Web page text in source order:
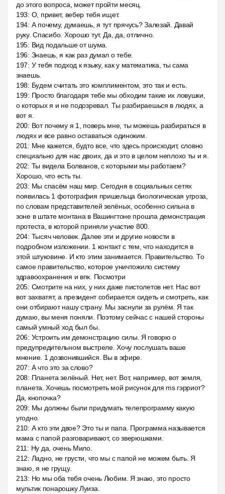
до этого вопроса, может пройти месяц.
193: О, привет, вебер тебя ищет.
194: А почему, думаешь, я тут прячусь? Залезай. Давай
руку. Спасибо. Хорошо тут. Да, да, отлично.
195: Вид подальше от шума.
196: Знаешь, я как раз думал о тебе.
197: У тебя подход к языку, как у математика, ты сама
знаешь.
198: Будем считать это комплиментом, это так и есть.
199: Просто благодаря тебе мы обходим такие их ловушки,
о которых я и не подозревал. Ты разбираешься в людях, а
вот я.
200: Вот почему я 1, поверь мне, ты можешь разбираться в
людях и все равно оставаться одиноким.
201 : Мне кажется, будто все, что здесь происходит, словно
специально для нас двоих, да и это в целом неплохо ты и я.
202: Ты видела Болванов, с которыми мы работаем?
Хорошо, что есть ты.
203: Мы спасём наш мир. Сегодня в социальных сетях
появилась 1 фотография пришельца биологическая угроза,
по словам представителей зелёных, особенно сильна в
зоне в штате монтана в Вашингтоне прошла демонстрация
протеста, в которой приняли участие 800.
204: Тысяч человек. Далее эти и другие новости в
подробном изложении. 1 контакт с тем, что находится в
этой штуковине. И кто этим занимается. Правительство. То
самое правительство, которое уничтожило систему
здравоохранения и впк. Посмотри
205: Смотрите на них, у них даже пистолетов нет. Нас вот
вот захватят, а президент собирается сидеть и смотреть, как
они отбирают нашу страну. Мы заснули за рулём. Я так
думаю, вы меня поняли. Поэтому сейчас с нашей стороны
самый умный ход был бы.
206: Устроить им демонстрацию силы. Я говорю о
предупредительном выстреле. Хочу послушать ваше
мнение. 1 дозвонившийся. Вы в эфире.
207: А что это за слово?
208: Планета зелёный. Нет, нет. Вот, например, вот земля,
планета. Хочешь посмотреть мой рисунок для ms гэрриот?
Да, кнопочка?
209: Мы должны были придумать телепрограмму какую
угодно.
210: А кто эти двое? Это ты и папа. Программа называется
мама с папой разговаривают, со зверюшками.
211 : Ну да, очень Мило.
212: Ладно, не грусти, что мы с папой не можем быть. Я
знаю, я не грущу.
213: Но мы оба тебя очень Любим. Я знаю, это просто
мультик понарошку Луиза.